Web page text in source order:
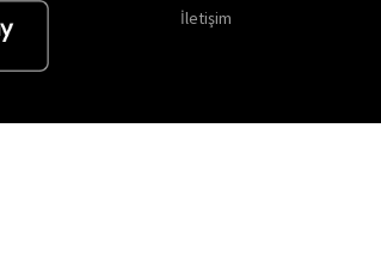
İletişim